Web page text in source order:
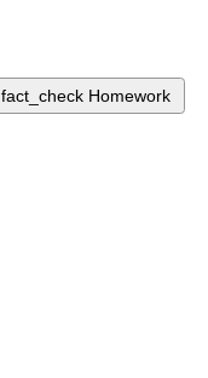
fact_check Homework